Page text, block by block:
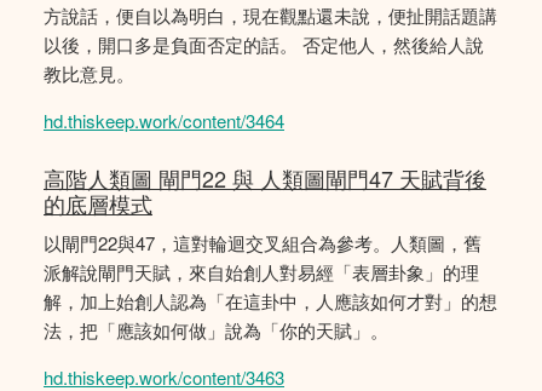
方說話，便自以為明白，現在觀點還未說，便扯開話題講
以後，開口多是負面否定的話。 否定他人，然後給人說
教比意見。
hd.thiskeep.work/content/3464
高階人類圖 閘門22 與 人類圖閘門47 天賦背後
的底層模式
以閘門22與47，這對輪迴交叉組合為參考。人類圖，舊
派解說閘門天賦，來自始創人對易經「表層卦象」的理
解，加上始創人認為「在這卦中，人應該如何才對」的想
法，把「應該如何做」說為「你的天賦」。
hd.thiskeep.work/content/3463